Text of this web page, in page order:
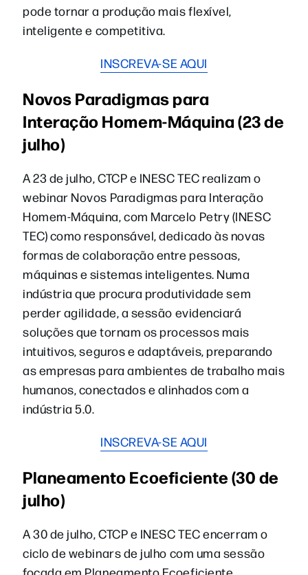
pode tornar a produção mais flexível,
inteligente e competitiva.
INSCREVA-SE AQUI
Novos Paradigmas para
Interação Homem-Máquina (23 de
julho)
A 23 de julho, CTCP e INESC TEC realizam o
webinar Novos Paradigmas para Interação
Homem-Máquina, com Marcelo Petry (INESC
TEC) como responsável, dedicado às novas
formas de colaboração entre pessoas,
máquinas e sistemas inteligentes. Numa
indústria que procura produtividade sem
perder agilidade, a sessão evidenciará
soluções que tornam os processos mais
intuitivos, seguros e adaptáveis, preparando
as empresas para ambientes de trabalho mais
humanos, conectados e alinhados com a
indústria 5.0.
INSCREVA-SE AQUI
Planeamento Ecoeficiente (30 de
julho)
A 30 de julho, CTCP e INESC TEC encerram o
ciclo de webinars de julho com uma sessão
focada em Planeamento Ecoeficiente,